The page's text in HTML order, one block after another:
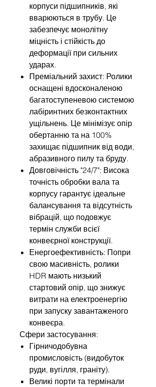
корпуси підшипників, які
вварюються в трубу. Це
забезпечує монолітну
міцність і стійкість до
деформації при сильних
ударах.
Преміальний захист: Ролики
оснащені вдосконаленою
багатоступеневою системою
лабіринтних безконтактних
ущільнень. Це мінімізує опір
обертанню та на 100%
захищає підшипник від води,
абразивного пилу та бруду.
Довговічність "24/7": Висока
точність обробки вала та
корпусу гарантує ідеальне
балансування та відсутність
вібрацій, що подовжує
термін служби всієї
конвеєрної конструкції.
Енергоефективність: Попри
свою масивність, ролики
HDR мають низький
стартовий опір, що знижує
витрати на електроенергію
при запуску завантаженого
конвеєра.
Сфери застосування:
Гірничодобувна
промисловість (видобуток
руди, вугілля, граніту).
Великі порти та термінали